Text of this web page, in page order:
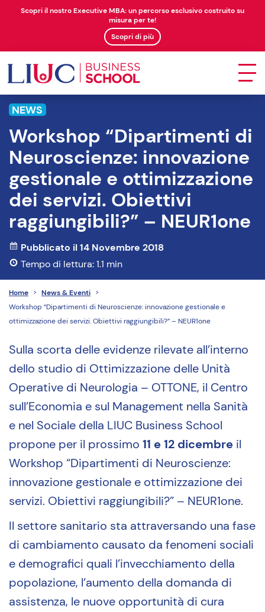
Scopri il nostro Executive MBA: un percorso esclusivo costruito su
misura per te!
Scopri di più
NEWS
Workshop “Dipartimenti di
Neuroscienze: innovazione
gestionale e ottimizzazione
dei servizi. Obiettivi
raggiungibili?” – NEUR1one
Pubblicato il 14 Novembre 2018
Tempo di lettura: 1.1 min
Home > News & Eventi >
Workshop “Dipartimenti di Neuroscienze: innovazione gestionale e
ottimizzazione dei servizi. Obiettivi raggiungibili?” – NEUR1one
Sulla scorta delle evidenze rilevate all’interno
dello studio di Ottimizzazione delle Unità
Operative di Neurologia – OTTONE, il Centro
sull’Economia e sul Management nella Sanità
e nel Sociale della LIUC Business School
propone per il prossimo 11 e 12 dicembre il
Workshop “Dipartimenti di Neuroscienze:
innovazione gestionale e ottimizzazione dei
servizi. Obiettivi raggiungibili?” – NEUR1one.
Il settore sanitario sta attraversando una fase
di cambiamento causato da fenomeni sociali
e demografici quali l’invecchiamento della
popolazione, l’aumento della domanda di
assistenza, le nuove opportunità di cura